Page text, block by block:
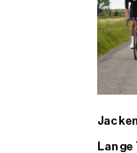
Jacken
ALLE